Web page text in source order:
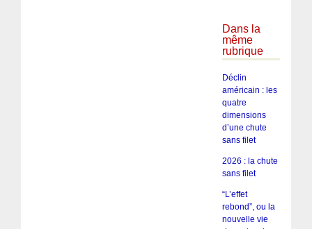
Dans la
même
rubrique
Déclin
américain : les
quatre
dimensions
d’une chute
sans filet
2026 : la chute
sans filet
“L’effet
rebond”, ou la
nouvelle vie